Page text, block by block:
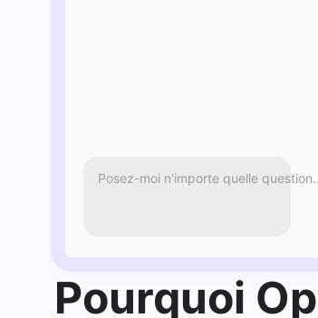
Posez-moi n'importe quelle
Pourquoi